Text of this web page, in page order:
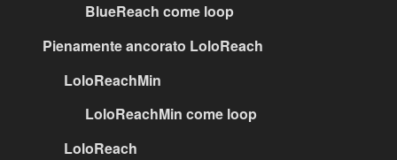
BlueReach come loop
Pienamente ancorato LoloReach
LoloReachMin
LoloReachMin come loop
LoloReach